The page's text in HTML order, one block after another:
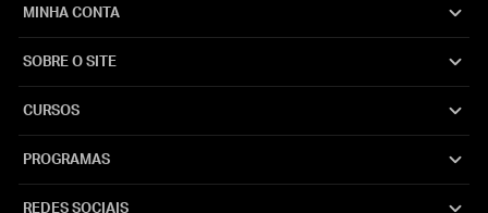
MINHA CONTA
SOBRE O SITE
CURSOS
PROGRAMAS
REDES SOCIAIS